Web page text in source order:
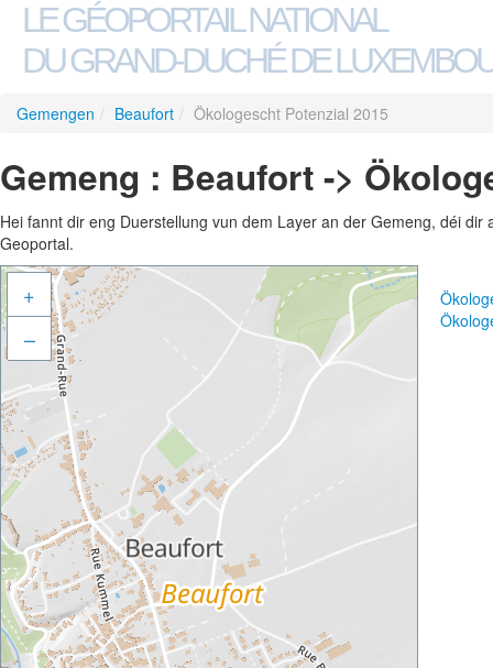
LE GÉOPORTAIL NATIONAL
DU GRAND-DUCHÉ DE
Gemengen / Beaufort / Ökologescht Potenzial 2015
Gemeng : Beaufort ->
Hei fannt dir eng Duerstellung vun dem Layer an der Gemeng, déi
Geoportal.
+
–